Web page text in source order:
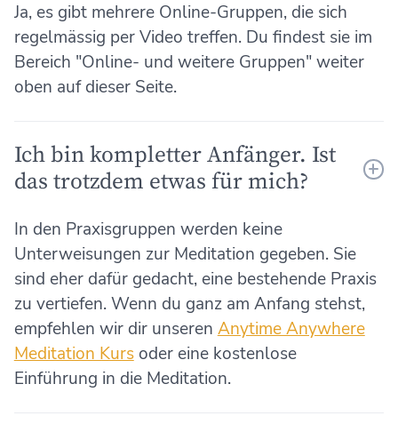
Ja, es gibt mehrere Online-Gruppen, die sich
regelmässig per Video treffen. Du findest sie im
Bereich "Online- und weitere Gruppen" weiter
oben auf dieser Seite.
Ich bin kompletter Anfänger. Ist
das trotzdem etwas für mich?
In den Praxisgruppen werden keine
Unterweisungen zur Meditation gegeben. Sie
sind eher dafür gedacht, eine bestehende Praxis
zu vertiefen. Wenn du ganz am Anfang stehst,
empfehlen wir dir unseren Anytime Anywhere
Meditation Kursoder eine kostenlose
Einführung in die Meditation.